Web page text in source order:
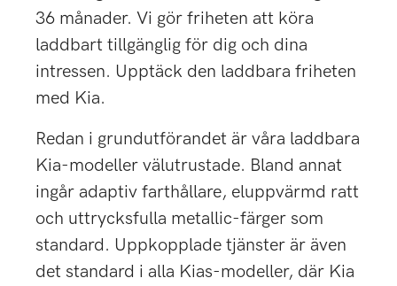
36 månader. Vi gör friheten att köra
laddbart tillgänglig för dig och dina
intressen. Upptäck den laddbara friheten
med Kia.
Redan i grundutförandet är våra laddbara
Kia-modeller välutrustade. Bland annat
ingår adaptiv farthållare, eluppvärmd ratt
och uttrycksfulla metallic-färger som
standard. Uppkopplade tjänster är även
det standard i alla Kias-modeller, där Kia